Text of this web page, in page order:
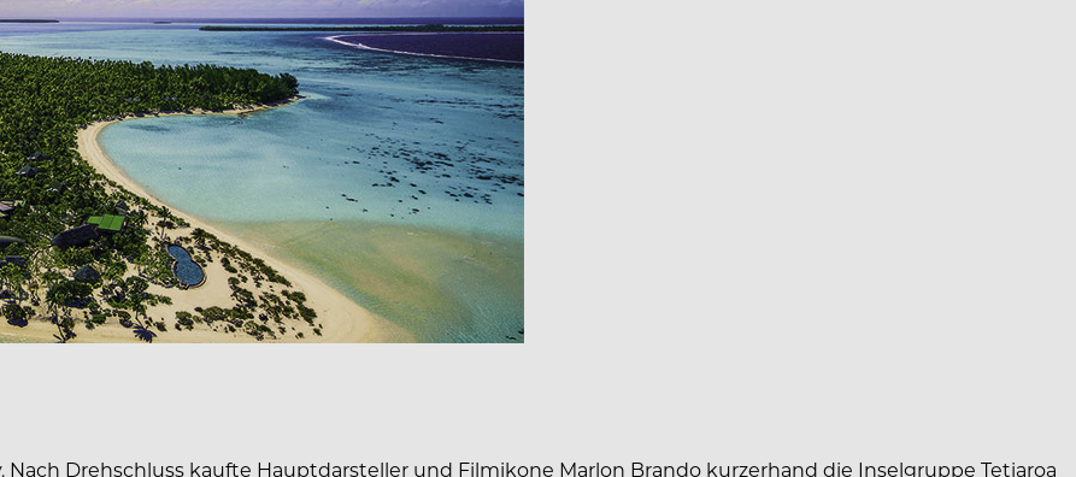
Drehschluss kaufte Hauptdarsteller und Filmikone Marlon Brando kurzerhand die Inselgruppe Tetiaroa